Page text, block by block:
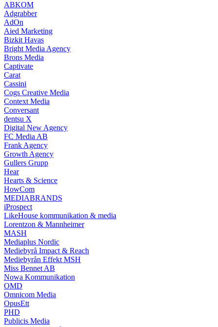
ABKOM
Adgrabber
AdOn
Aied Marketing
Bizkit Havas
Bright Media Agency
Brons Media
Captivate
Carat
Cassini
Cogs Creative Media
Context Media
Conversant
dentsu X
Digital New Agency
FC Media AB
Frank Agency
Growth Agency
Gullers Grupp
Hear
Hearts & Science
HowCom
MEDIABRANDS
iProspect
LikeHouse kommunikation & media
Lorentzon & Mannheimer
MASH
Mediaplus Nordic
Mediebyrå Impact & Reach
Mediebyrån Effekt MSH
Miss Bennet AB
Nowa Kommunikation
OMD
Omnicom Media
OpusEtt
PHD
Publicis Media